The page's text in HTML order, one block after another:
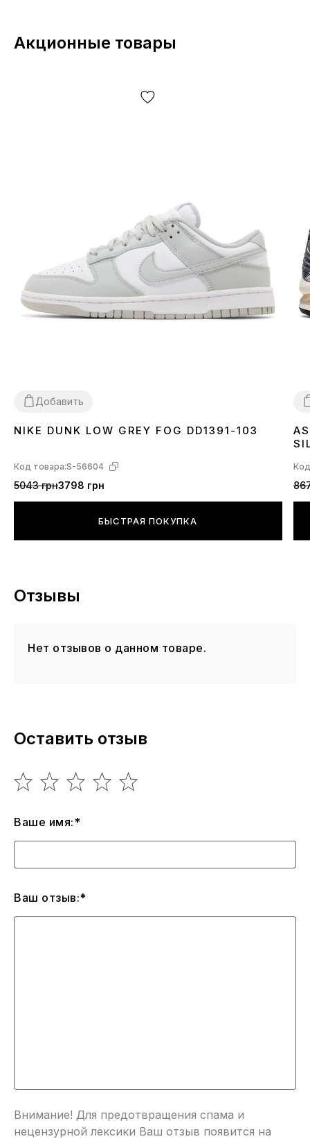
изменять БЕЗ ПРЕДУПРЕЖДЕНИЯ, включая, но не
ограничиваясь —дизайн, комплектацию,
ограничиваясь — от партии, года выпуска, страны
Акционные товары
Добавить
3637 383940 4142 43 44 45
NIKE DUNK LOW GREY FOG DD1391-103
Код товара:S-56604
5043 грн3798 грн
БЫСТРАЯ ПОКУПКА
Отзывы
Нет отзывов о данном товаре.
Оставить отзыв
Ваше имя:*
Ваш отзыв:*
Внимание! Для предотвращения спама и
нецензурной лексики Ваш отзыв появится на